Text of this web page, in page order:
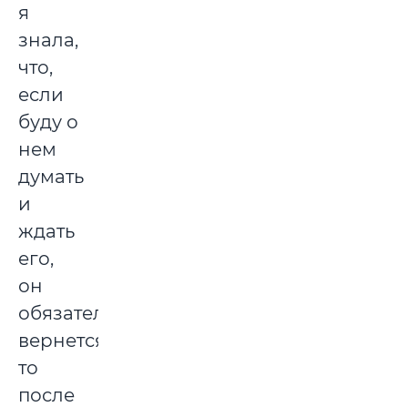
я
знала,
что,
если
буду о
нем
думать
и
ждать
его,
он
обязательно
вернется,
то
после